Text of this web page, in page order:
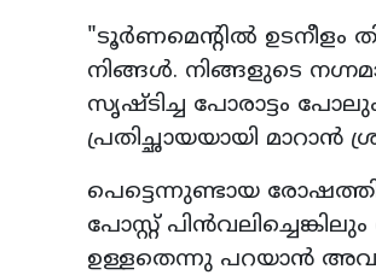
"ടൂർണമെന്റിൽ ഉടനീളം
നിങ്ങൾ. നിങ്ങളുടെ
സൃഷ്ടിച്ച പോരാട്ടം
പ്രതിച്ഛായയായി മാറാൻ
പെട്ടെന്നുണ്ടായ
പോസ്റ്റ്
ഉള്ളതെന്നു പറയാൻ അവർ